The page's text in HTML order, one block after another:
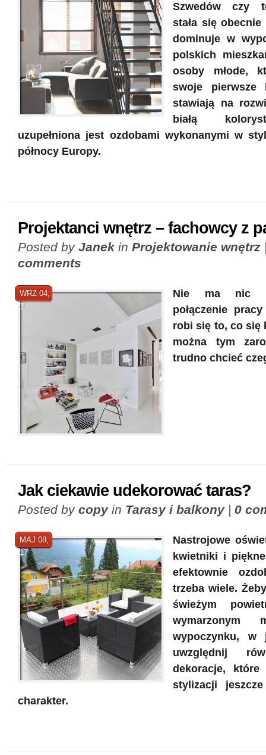
Szwedów czy
stała się
dominuje w
polskich
osoby młode,
swoje pierwsze
stawiają na
białą
uzupełniona jest ozdobami wykonanymi w
północy Europy.
Projektanci wnętrz – fachowcy z
Posted by Janekin Projektowanie wnętrz
comments
WRZ 04,
17
Nie ma nic
połączenie
robi się to, co się
można tym
trudno chcieć
Jak ciekawie udekorować taras?
Posted by copyin Tarasy i balkony| 0
MAJ 08,
17
Nastrojowe
kwietniki i
efektownie
trzeba wiele.
świeżym
wymarzonym
wypoczynku, w
uwzględnij
dekoracje, które
stylizacji
charakter.